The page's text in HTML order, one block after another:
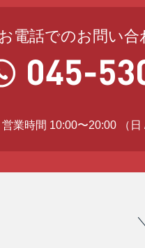
電話でのお問い
営業時間 10:00〜20:00 （日